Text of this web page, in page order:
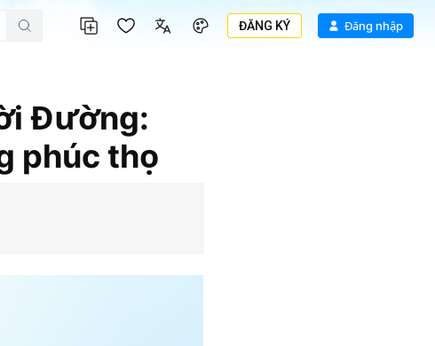
ĐĂNG KÝ Đăng nhập
Đường:
phúc thọ